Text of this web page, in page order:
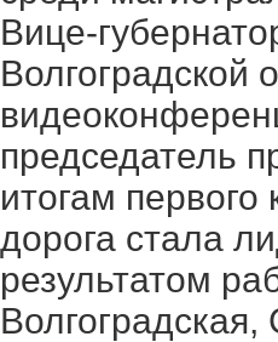
Вице-
Волгоградской
председатель
итогам
дорога стала
результатом